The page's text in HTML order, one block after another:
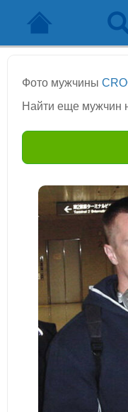
Фото мужчины
Найти еще мужчин